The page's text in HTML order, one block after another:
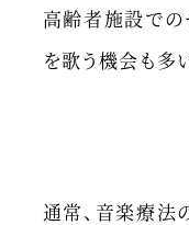
高齢者施設での
を歌う機会も多
通常、音楽療法